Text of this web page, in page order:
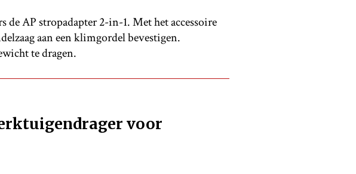
AP stropadapter 2-in-1. Met het accessoire
aan een klimgordel bevestigen.
te dragen.
voor